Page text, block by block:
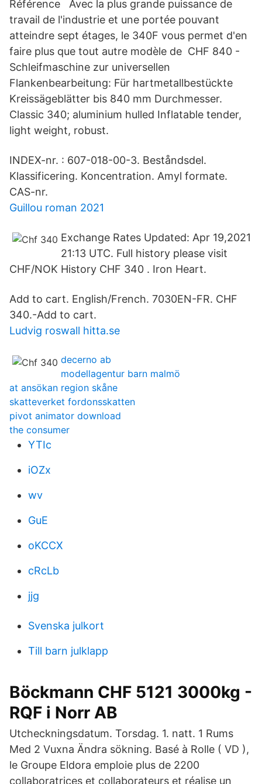
Référence Avec la plus grande puissance de
travail de l'industrie et une portée pouvant
atteindre sept étages, le 340F vous permet d'en
faire plus que tout autre modèle de CHF 840 -
Schleifmaschine zur universellen
Flankenbearbeitung: Für hartmetallbestückte
Kreissägeblätter bis 840 mm Durchmesser.
Classic 340; aluminium hulled Inflatable tender,
light weight, robust.
INDEX-nr. : 607-018-00-3. Beståndsdel.
Klassificering. Koncentration. Amyl formate.
CAS-nr.
Guillou roman 2021
Exchange Rates Updated: Apr 19,2021
21:13 UTC. Full history please visit
CHF/NOK History CHF 340 . Iron Heart.
Add to cart. English/French. 7030EN-FR. CHF
340.-Add to cart.
Ludvig roswall hitta.se
decerno ab
modellagentur barn malmö
at ansökan region skåne
skatteverket fordonsskatten
pivot animator download
the consumer
YTIc
iOZx
wv
GuE
oKCCX
cRcLb
jjg
Svenska julkort
Till barn julklapp
Böckmann CHF 5121 3000kg -
RQF i Norr AB
Utcheckningsdatum. Torsdag. 1. natt. 1 Rums
Med 2 Vuxna Ändra sökning. Basé à Rolle ( VD ),
le Groupe Eldora emploie plus de 2200
collaboratrices et collaborateurs et réalise un